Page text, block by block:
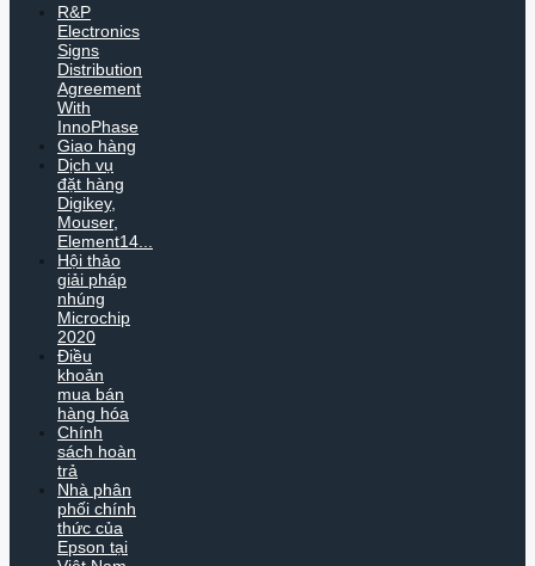
R&P
Electronics
Signs
Distribution
Agreement
With
InnoPhase
Giao hàng
Dịch vụ
đặt hàng
Digikey,
Mouser,
Element14...
Hội thảo
giải pháp
nhúng
Microchip
2020
Điều
khoản
mua bán
hàng hóa
Chính
sách hoàn
trả
Nhà phân
phối chính
thức của
Epson tại